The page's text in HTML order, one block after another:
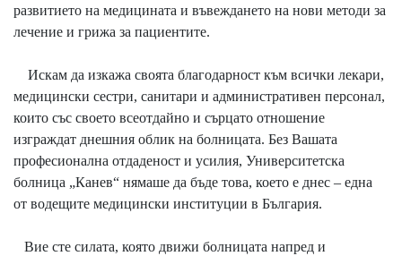
развитието на медицината и въвеждането на нови методи за
лечение и грижа за пациентите.
Искам да изкажа своята благодарност към всички лекари,
медицински сестри, санитари и административен персонал,
които със своето всеотдайно и сърцато отношение
изграждат днешния облик на болницата. Без Вашата
професионална отдаденост и усилия, Университетска
болница „Канев“ нямаше да бъде това, което е днес – една
от водещите медицински институции в България.
Вие сте силата, която движи болницата напред и